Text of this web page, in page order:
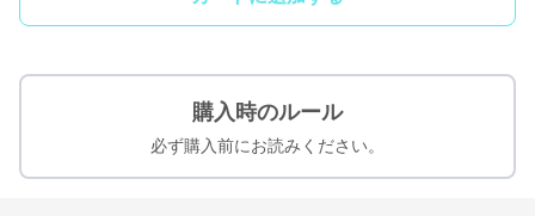
購入時のルール
必ず購入前にお読みください。